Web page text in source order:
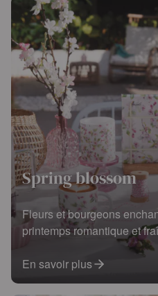
Spring blossom
Fleurs et bourgeons
printemps romantique et
En savoir plus